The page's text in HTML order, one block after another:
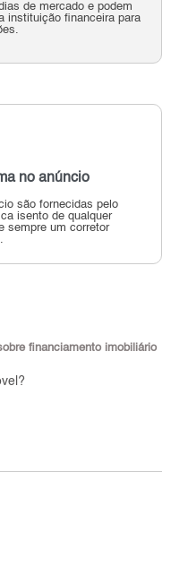
de mercado e podem
instituição financeira para
no anúncio
são fornecidas pelo
isento de qualquer
sempre um corretor
financiamento imobiliário